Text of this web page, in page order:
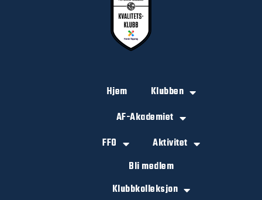
Hjem
Klubben
AF-Akademiet
FFO
Aktivitet
Bli medlem
Klubbkolleksjon